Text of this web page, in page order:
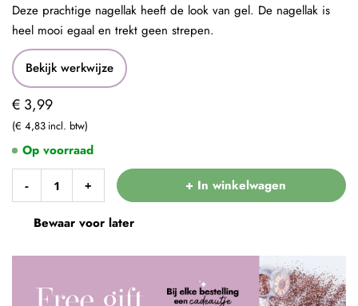
Bekijk werkwijze
€ 3,99
€ 4,83
- + + In winkelwagen
Bewaar voor later
Op voorraad
Deze prachtige nagellak heeft de look van gel. De nagellak is
heel mooi egaal en trekt geen strepen.